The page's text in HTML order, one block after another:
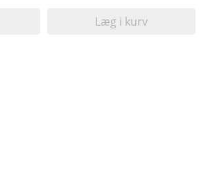
Læg i kurv